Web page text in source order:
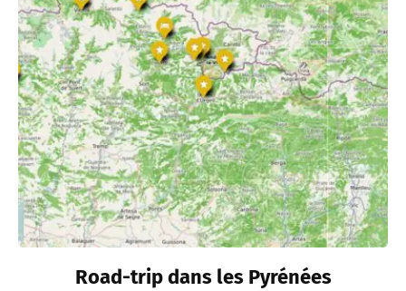
Road-trip dans les Pyrénées